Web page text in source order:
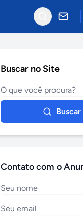
Buscar no Site
Buscar
Contato com o